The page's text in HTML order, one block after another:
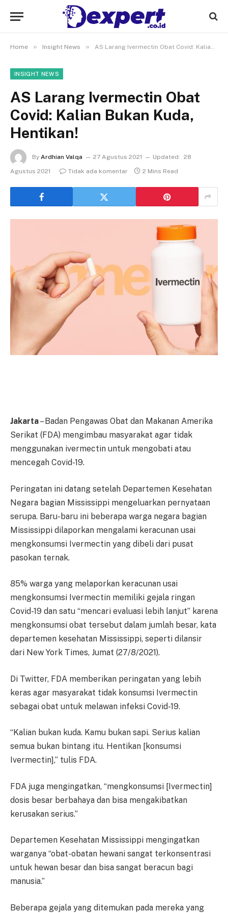
Home » Insight News » AS Larang Ivermectin Obat Covid: Kalian Bukan Kuda, Hentikan!
INSIGHT NEWS
AS Larang Ivermectin Obat
Covid: Kalian Bukan Kuda,
Hentikan!
By Ardhian Valqa 27 Agustus 2021 Updated: 28
Agustus 2021
Tidak ada komentar 2 Mins Read
Jakarta– Badan Pengawas Obat dan Makanan Amerika
Serikat (FDA) mengimbau masyarakat agar tidak
menggunakan ivermectin untuk mengobati atau
mencegah Covid-19.
Peringatan ini datang setelah Departemen Kesehatan
Negara bagian Mississippi mengeluarkan pernyataan
serupa. Baru-baru ini beberapa warga negara bagian
Mississippi dilaporkan mengalami keracunan usai
mengkonsumsi Ivermectin yang dibeli dari pusat
pasokan ternak.
85% warga yang melaporkan keracunan usai
mengkonsumsi Ivermectin memiliki gejala ringan
Covid-19 dan satu “mencari evaluasi lebih lanjut” karena
mengkonsumsi obat tersebut dalam jumlah besar, kata
departemen kesehatan Mississippi, seperti dilansir
dari New York Times, Jumat (27/8/2021).
Di Twitter, FDA memberikan peringatan yang lebih
keras agar masyarakat tidak konsumsi Ivermectin
sebagai obat untuk melawan infeksi Covid-19.
“Kalian bukan kuda. Kamu bukan sapi. Serius kalian
semua bukan bintang itu. Hentikan [konsumsi
Ivermectin],” tulis FDA.
FDA juga mengingatkan, “mengkonsumsi [Ivermectin]
dosis besar berbahaya dan bisa mengakibatkan
kerusakan serius.”
Departemen Kesehatan Mississippi mengingatkan
warganya “obat-obatan hewani sangat terkonsentrasi
untuk hewan besar dan bisa sangat beracun bagi
manusia.”
Beberapa gejala yang ditemukan pada mereka yang